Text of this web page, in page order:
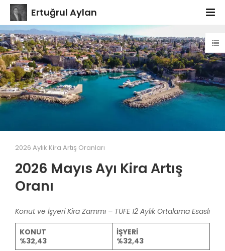
Ertuğrul Aylan
2026 Aylık Kira Artış Oranları
2026 Mayıs Ayı Kira Artış
Oranı
Konut ve İşyeri Kira Zammı – TÜFE 12 Aylık Ortalama Esaslı
KONUT
%32,43
İŞYERİ
%32,43